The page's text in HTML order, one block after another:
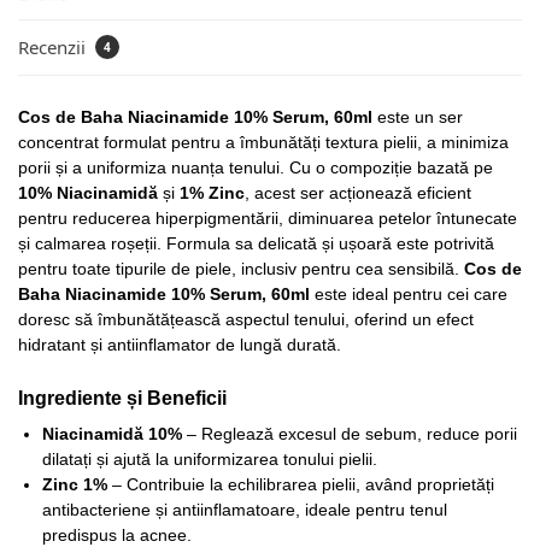
Recenzii 4
Cos de Baha Niacinamide 10% Serum, 60ml este un ser
concentrat formulat pentru a îmbunătăți textura pielii, a minimiza
porii și a uniformiza nuanța tenului. Cu o compoziție bazată pe
10% Niacinamidă și 1% Zinc, acest ser acționează eficient
pentru reducerea hiperpigmentării, diminuarea petelor întunecate
și calmarea roșeții. Formula sa delicată și ușoară este potrivită
pentru toate tipurile de piele, inclusiv pentru cea sensibilă. Cos de
Baha Niacinamide 10% Serum, 60ml este ideal pentru cei care
doresc să îmbunătățească aspectul tenului, oferind un efect
hidratant și antiinflamator de lungă durată.
Ingrediente și Beneficii
Niacinamidă 10% – Reglează excesul de sebum, reduce porii
dilatați și ajută la uniformizarea tonului pielii.
Zinc 1% – Contribuie la echilibrarea pielii, având proprietăți
antibacteriene și antiinflamatoare, ideale pentru tenul
predispus la acnee.